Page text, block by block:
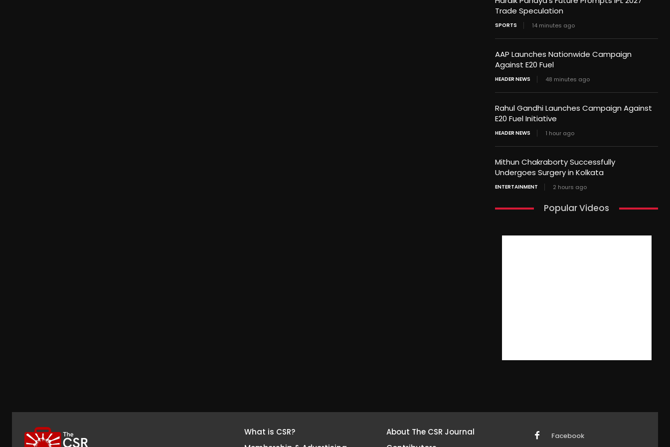
Trade Speculation
SPORTS 14 minutes ago
AAP Launches Nationwide Campaign
Against E20 Fuel
HEADER NEWS 48 minutes ago
Rahul Gandhi Launches Campaign Against
E20 Fuel Initiative
HEADER NEWS 1 hour ago
Mithun Chakraborty Successfully
Undergoes Surgery in Kolkata
ENTERTAINMENT 2 hours ago
Popular Videos
What is CSR?
About The CSR Journal
Facebook